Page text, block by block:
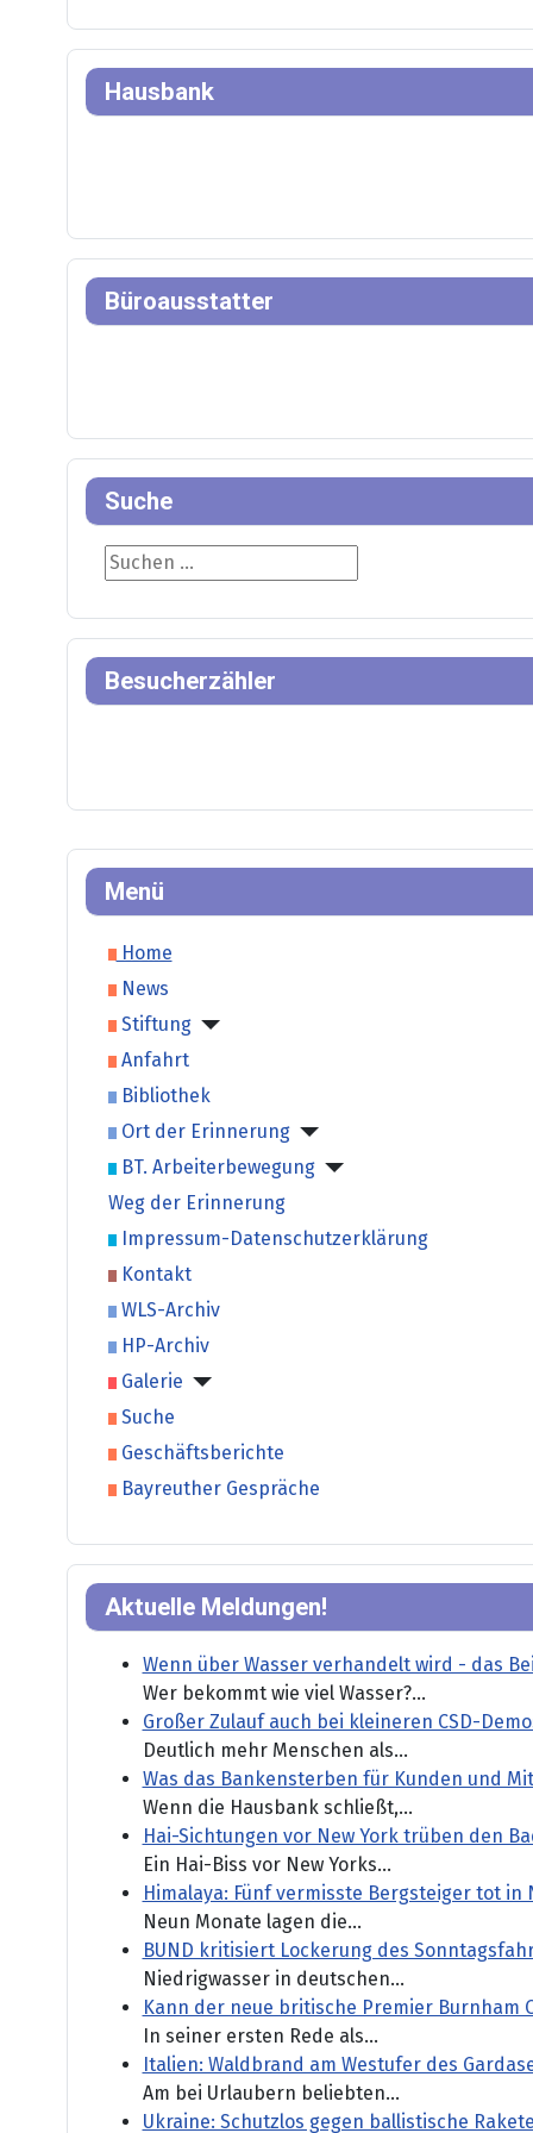
Menü
Home
News
Stiftung
Anfahrt
Bibliothek
Ort der Erinnerung
BT. Arbeiterbewegung
Weg der Erinnerung
Impressum-Datenschutzerklärung
Kontakt
WLS-Archiv
HP-Archiv
Galerie
Suche
Geschäftsberichte
Bayreuther Gespräche
Aktuelle Meldungen!
Wenn über Wasser verhandelt wird - das
Wer bekommt wie viel Wasser?...
Großer Zulauf auch bei kleineren CSD-
Deutlich mehr Menschen als...
Was das Bankensterben für Kunden und
Wenn die Hausbank schließt,...
Hai-Sichtungen vor New York trüben den
Ein Hai-Biss vor New Yorks...
Himalaya: Fünf vermisste Bergsteiger tot in
Neun Monate lagen die...
BUND kritisiert Lockerung des
Niedrigwasser in deutschen...
Kann der neue britische Premier Burnham
In seiner ersten Rede als...
Italien: Waldbrand am Westufer des
Am bei Urlaubern beliebten...
Ukraine: Schutzlos gegen ballistische
Hausbank
Büroausstatter
Suche
Suche
Besucherzähler